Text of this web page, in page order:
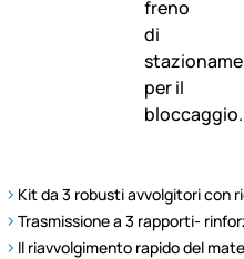
Kit da 3 robusti avvolgitori con
Trasmissione a 3 rapporti-
Il riavvolgimento rapido del